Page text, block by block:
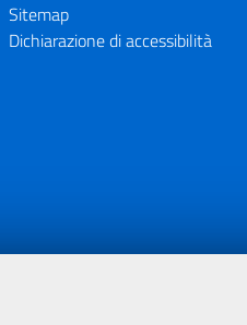
Sitemap
Dichiarazione di accessibilità
i fondi del POR Sicilia